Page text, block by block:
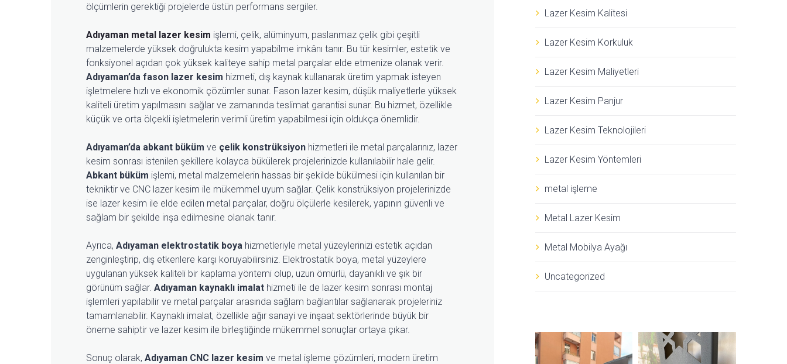
ölçümlerin gerektiği projelerde üstün performans sergiler.
Adıyaman metal lazer kesim işlemi, çelik, alüminyum, paslanmaz çelik gibi çeşitli
malzemelerde yüksek doğrulukta kesim yapabilme imkânı tanır. Bu tür kesimler, estetik ve
fonksiyonel açıdan çok yüksek kaliteye sahip metal parçalar elde etmenize olanak verir.
Adıyaman’da fason lazer kesim hizmeti, dış kaynak kullanarak üretim yapmak isteyen
işletmelere hızlı ve ekonomik çözümler sunar. Fason lazer kesim, düşük maliyetlerle yüksek
kaliteli üretim yapılmasını sağlar ve zamanında teslimat garantisi sunar. Bu hizmet, özellikle
küçük ve orta ölçekli işletmelerin verimli üretim yapabilmesi için oldukça önemlidir.
Adıyaman’da abkant büküm ve çelik konstrüksiyon hizmetleri ile metal parçalarınız, lazer
kesim sonrası istenilen şekillere kolayca bükülerek projelerinizde kullanılabilir hale gelir.
Abkant büküm işlemi, metal malzemelerin hassas bir şekilde bükülmesi için kullanılan bir
tekniktir ve CNC lazer kesim ile mükemmel uyum sağlar. Çelik konstrüksiyon projelerinizde
ise lazer kesim ile elde edilen metal parçalar, doğru ölçülerle kesilerek, yapının güvenli ve
sağlam bir şekilde inşa edilmesine olanak tanır.
Ayrıca, Adıyaman elektrostatik boya hizmetleriyle metal yüzeylerinizi estetik açıdan
zenginleştirip, dış etkenlere karşı koruyabilirsiniz. Elektrostatik boya, metal yüzeylere
uygulanan yüksek kaliteli bir kaplama yöntemi olup, uzun ömürlü, dayanıklı ve şık bir
görünüm sağlar. Adıyaman kaynaklı imalat hizmeti ile de lazer kesim sonrası montaj
işlemleri yapılabilir ve metal parçalar arasında sağlam bağlantılar sağlanarak projeleriniz
tamamlanabilir. Kaynaklı imalat, özellikle ağır sanayi ve inşaat sektörlerinde büyük bir
öneme sahiptir ve lazer kesim ile birleştiğinde mükemmel sonuçlar ortaya çıkar.
Sonuç olarak, Adıyaman CNC lazer kesim ve metal işleme çözümleri, modern üretim
Lazer Kesim Kalitesi
Lazer Kesim Korkuluk
Lazer Kesim Maliyetleri
Lazer Kesim Panjur
Lazer Kesim Teknolojileri
Lazer Kesim Yöntemleri
metal işleme
Metal Lazer Kesim
Metal Mobilya Ayağı
Uncategorized